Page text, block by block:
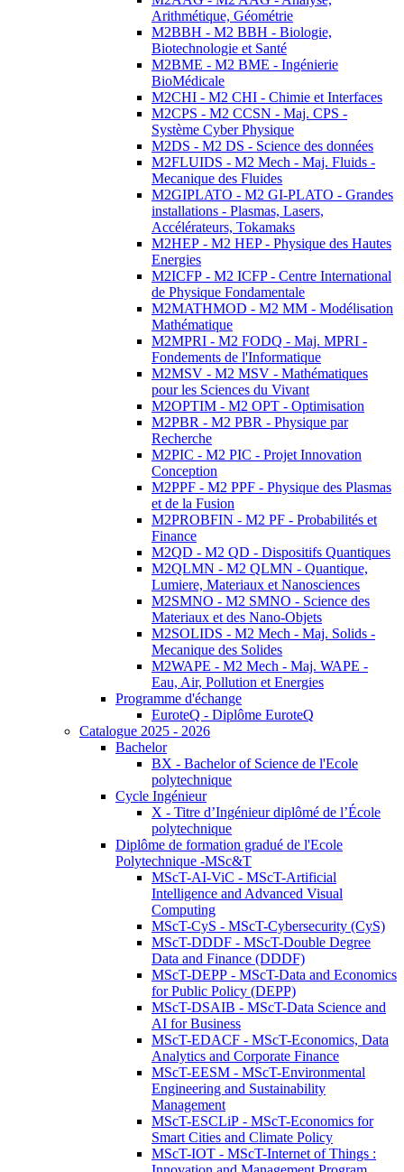
Arithmétique, Géométrie
M2BBH - M2 BBH - Biologie,
Biotechnologie et Santé
M2BME - M2 BME - Ingénierie
BioMédicale
M2CHI - M2 CHI - Chimie et Interfaces
M2CPS - M2 CCSN - Maj. CPS -
Système Cyber Physique
M2DS - M2 DS - Science des données
M2FLUIDS - M2 Mech - Maj. Fluids -
Mecanique des Fluides
M2GIPLATO - M2 GI-PLATO - Grandes
installations - Plasmas, Lasers,
Accélérateurs, Tokamaks
M2HEP - M2 HEP - Physique des Hautes
Energies
M2ICFP - M2 ICFP - Centre International
de Physique Fondamentale
M2MATHMOD - M2 MM - Modélisation
Mathématique
M2MPRI - M2 FODQ - Maj. MPRI -
Fondements de l'Informatique
M2MSV - M2 MSV - Mathématiques
pour les Sciences du Vivant
M2OPTIM - M2 OPT - Optimisation
M2PBR - M2 PBR - Physique par
Recherche
M2PIC - M2 PIC - Projet Innovation
Conception
M2PPF - M2 PPF - Physique des Plasmas
et de la Fusion
M2PROBFIN - M2 PF - Probabilités et
Finance
M2QD - M2 QD - Dispositifs Quantiques
M2QLMN - M2 QLMN - Quantique,
Lumiere, Materiaux et Nanosciences
M2SMNO - M2 SMNO - Science des
Materiaux et des Nano-Objets
M2SOLIDS - M2 Mech - Maj. Solids -
Mecanique des Solides
M2WAPE - M2 Mech - Maj. WAPE -
Eau, Air, Pollution et Energies
Programme d'échange
EuroteQ - Diplôme EuroteQ
Catalogue 2025 - 2026
Bachelor
BX - Bachelor of Science de l'Ecole
polytechnique
Cycle Ingénieur
X - Titre d’Ingénieur diplômé de l’École
polytechnique
Diplôme de formation gradué de l'Ecole
Polytechnique -MSc&T
MScT-AI-ViC - MScT-Artificial
Intelligence and Advanced Visual
Computing
MScT-CyS - MScT-Cybersecurity (CyS)
MScT-DDDF - MScT-Double Degree
Data and Finance (DDDF)
MScT-DEPP - MScT-Data and Economics
for Public Policy (DEPP)
MScT-DSAIB - MScT-Data Science and
AI for Business
MScT-EDACF - MScT-Economics, Data
Analytics and Corporate Finance
MScT-EESM - MScT-Environmental
Engineering and Sustainability
Management
MScT-ESCLiP - MScT-Economics for
Smart Cities and Climate Policy
MScT-IOT - MScT-Internet of Things :